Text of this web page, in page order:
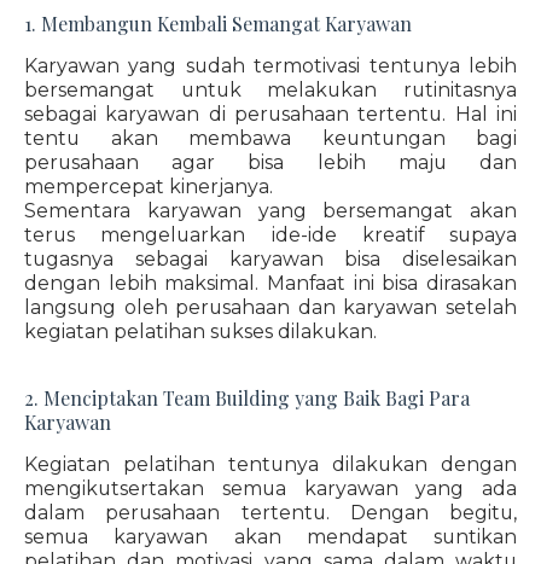
1. Membangun Kembali Semangat Karyawan
Karyawan yang sudah termotivasi tentunya lebih
bersemangat untuk melakukan rutinitasnya
sebagai karyawan di perusahaan tertentu. Hal ini
tentu akan membawa keuntungan bagi
perusahaan agar bisa lebih maju dan
mempercepat kinerjanya.
Sementara karyawan yang bersemangat akan
terus mengeluarkan ide-ide kreatif supaya
tugasnya sebagai karyawan bisa diselesaikan
dengan lebih maksimal. Manfaat ini bisa dirasakan
langsung oleh perusahaan dan karyawan setelah
kegiatan pelatihan sukses dilakukan.
2. Menciptakan Team Building yang Baik Bagi Para
Karyawan
Kegiatan pelatihan tentunya dilakukan dengan
mengikutsertakan semua karyawan yang ada
dalam perusahaan tertentu. Dengan begitu,
semua karyawan akan mendapat suntikan